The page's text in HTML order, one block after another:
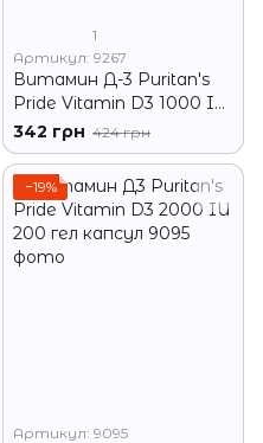
1
Артикул: 9267
Витамин Д-3 Puritan's
Pride Vitamin D3 1000 IU
200 гел капсул
342 грн 424 грн
−19%
Артикул: 9095